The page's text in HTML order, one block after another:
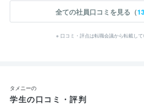
全ての社員口コミを見る（
※ 口コミ・評点は転職会議から転載して
タメニーの
学生の口コミ・評判